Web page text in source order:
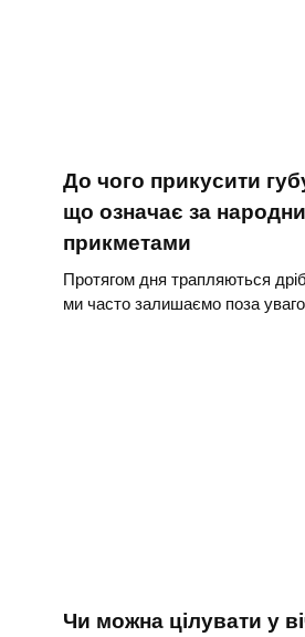
До чого прикусити
що означає за
прикметами
Протягом дня трапляються
ми часто залишаємо поза
Чи можна цілувати у